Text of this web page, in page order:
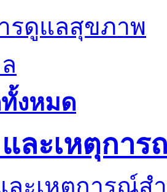
รดูแลสุขภาพ
งหมด
ละเหตุกา